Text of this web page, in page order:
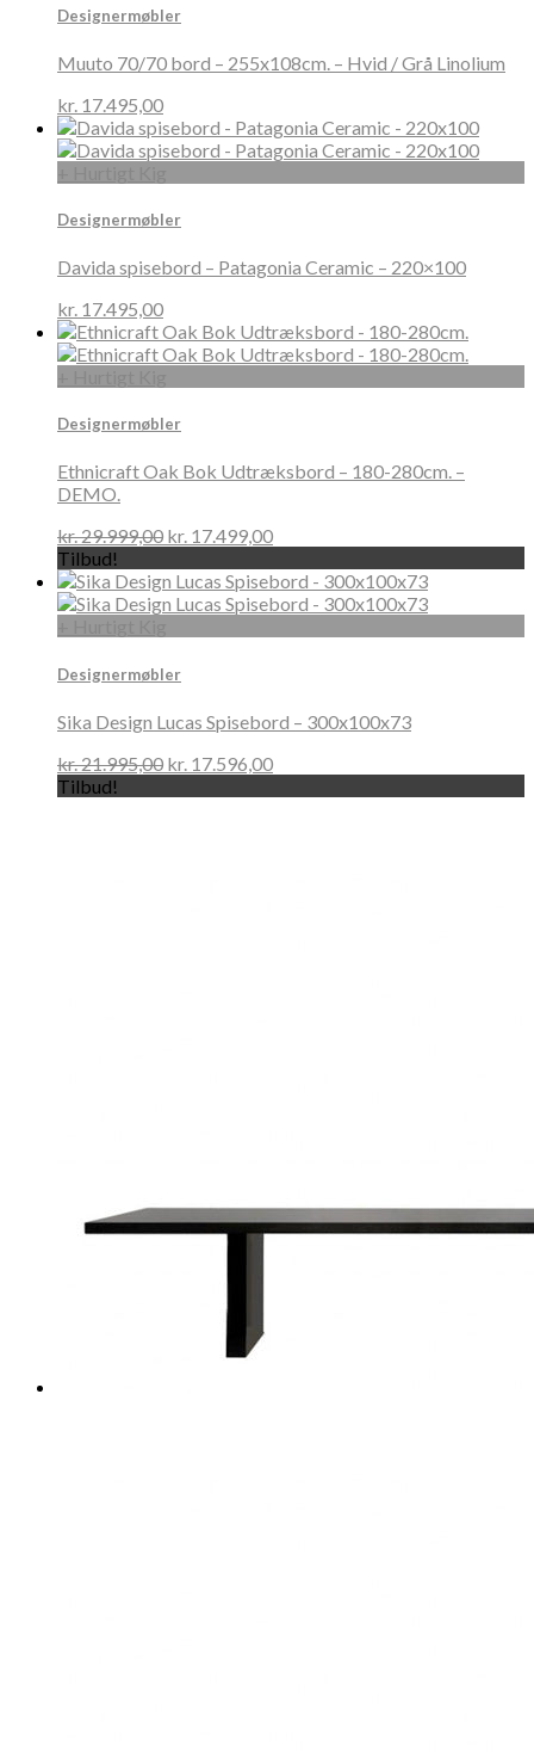
Designermøbler
Muuto 70/70 bord – 255x108cm. – Hvid / Grå Linolium
kr. 17.495,00
Designermøbler
Davida spisebord – Patagonia Ceramic – 220×100
kr. 17.495,00
Designermøbler
Ethnicraft Oak Bok Udtræksbord – 180-280cm. –
DEMO.
kr.29.999,00 kr. 17.499,00
Tilbud!
Designermøbler
Sika Design Lucas Spisebord – 300x100x73
kr.21.995,00 kr. 17.596,00
Tilbud!